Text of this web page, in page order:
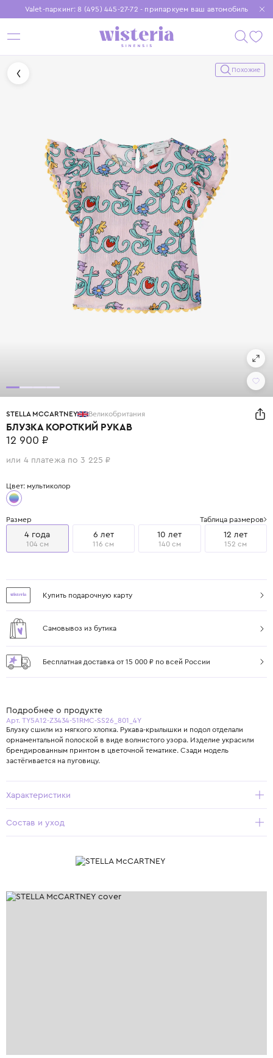
Valet-паркинг: 8 (495) 445-27-72 - припаркуем ваш автомобиль
Бесплатная доставка при заказе от 15 000 ₽
Установите приложение, чтобы покупки были еще удобнее
Похожие
STELLA MCCARTNEY Великобритания
БЛУЗКА КОРОТКИЙ РУКАВ
12 900 ₽
или 4 платежа по 3 225 ₽
Цвет: мультиколор
Размер Таблица размеров
4 года
104 см
6 лет
116 см
10 лет
140 см
12 лет
152 см
Купить подарочную карту
Самовывоз из бутика
Бесплатная доставка от 15 000 ₽ по всей России
Подробнее о продукте
Арт. TY5A12-Z3434-51RMC-SS26_801_4Y
Блузку сшили из мягкого хлопка. Рукава-крылышки и подол отделали
орнаментальной полоской в виде волнистого узора. Изделие украсили
брендированным принтом в цветочной тематике. Сзади модель
застёгивается на пуговицу.
Характеристики
Состав и уход